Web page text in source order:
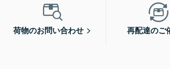
荷物のお問い合わせ 再配達のご